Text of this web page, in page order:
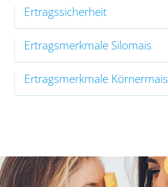
Ertragssicherheit
Ertragsmerkmale Silomais
Ertragsmerkmale Körnermais